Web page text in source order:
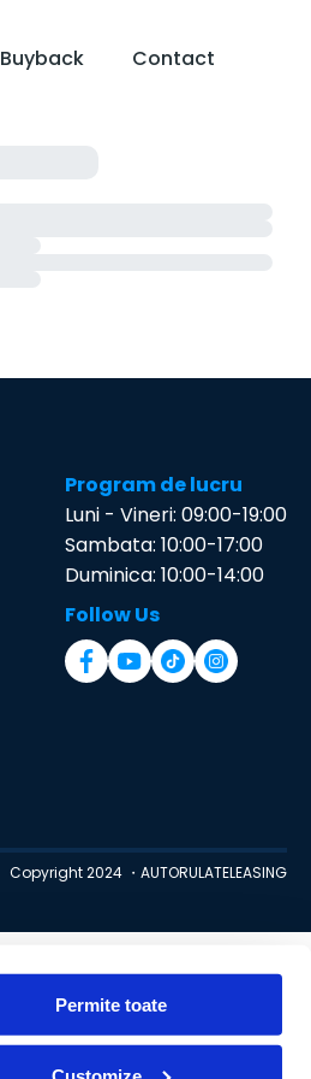
Permite toate
Buyback Contact
Program de lucru
Luni - Vineri: 09:00-19:00
Sambata: 10:00-17:00
Duminica: 10:00-14:00
Follow Us
Copyright 2024 ・AUTORULATELEASING